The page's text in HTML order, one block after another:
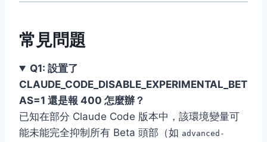
常見問題
Q1: 設置了
CLAUDE_CODE_DISABLE_EXPERIMENTAL_BET
AS=1 還是報 400 怎麼辦？
已知在部分 Claude Code 版本中，該環境變量可
能未能完全抑制所有 Beta 頭部（如 advanced-